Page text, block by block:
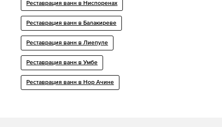
Реставрация ванн в Ниспоренах
Реставрация ванн в Балакиреве
Реставрация ванн в Лиепуле
Реставрация ванн в Умбе
Реставрация ванн в Нор Ачине